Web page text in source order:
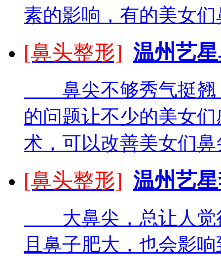
素的影响，有的美女
[鼻头整形] 温州艺
鼻尖不够秀气挺翘
的问题让不少的美女
术，可以改善美女们
[鼻头整形] 温州艺
大鼻尖，总让人觉
且鼻子肥大，也会影